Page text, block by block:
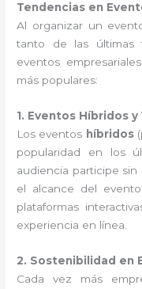
Tendencias en
Al organizar un
tanto de las últimas
eventos
más populares:
1. Eventos Híbridos
Los eventos híbridos
popularidad en los
audiencia participe
el alcance del
plataformas
experiencia en línea.
2. Sostenibilidad en
Cada vez más